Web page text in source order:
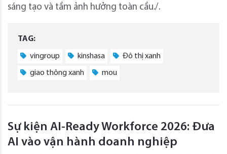
sáng tạo và tầm ảnh hưởng toàn cầu./.
TAG:
vingroup kinshasa Đô thị xanh
giao thông xanh mou
Sự kiện AI-Ready Workforce 2026: Đưa
AI vào vận hành doanh nghiệp